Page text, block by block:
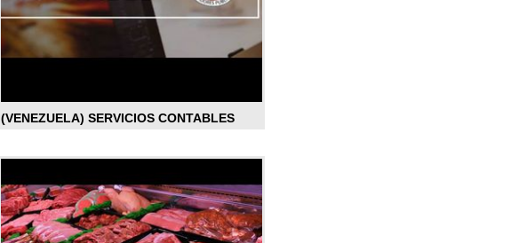
(VENEZUELA) SERVICIOS CONTABLES